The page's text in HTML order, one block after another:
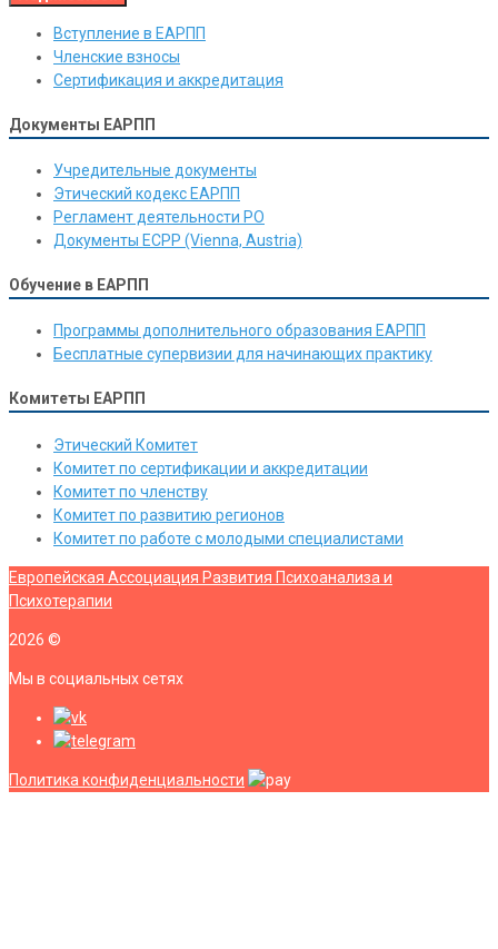
Вступление в ЕАРПП
Членские взносы
Сертификация и аккредитация
Документы ЕАРПП
Учредительные документы
Этический кодекс ЕАРПП
Регламент деятельности РО
Документы ЕСРР (Vienna, Austria)
Обучение в ЕАРПП
Программы дополнительного образования ЕАРПП
Бесплатные супервизии для начинающих практику
Комитеты ЕАРПП
Этический Комитет
Комитет по сертификации и аккредитации
Комитет по членству
Комитет по развитию регионов
Комитет по работе с молодыми специалистами
Европейская Ассоциация Развития Психоанализа и
Психотерапии
2026 ©
Мы в социальных сетях
Политика конфиденциальности